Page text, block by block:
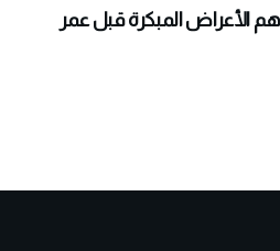
الأعراض المبكرة قبل عمر